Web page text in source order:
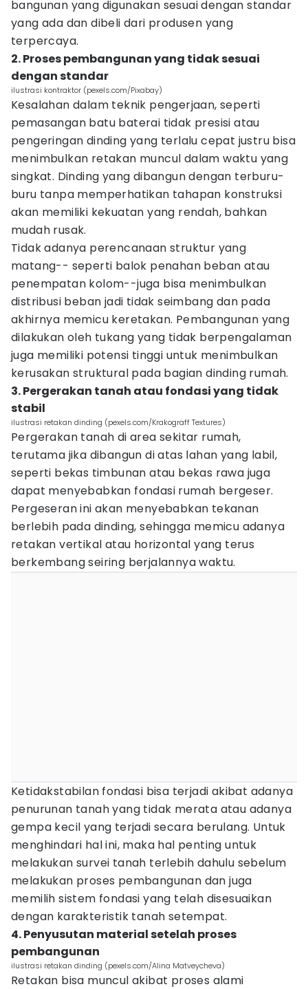
bangunan yang digunakan sesuai dengan standar
yang ada dan dibeli dari produsen yang
terpercaya.
2. Proses pembangunan yang tidak sesuai
dengan standar
ilustrasi kontraktor (pexels.com/Pixabay)
Kesalahan dalam teknik pengerjaan, seperti
pemasangan batu baterai tidak presisi atau
pengeringan dinding yang terlalu cepat justru bisa
menimbulkan retakan muncul dalam waktu yang
singkat. Dinding yang dibangun dengan terburu-
buru tanpa memperhatikan tahapan konstruksi
akan memiliki kekuatan yang rendah, bahkan
mudah rusak.
Tidak adanya perencanaan struktur yang
matang-- seperti balok penahan beban atau
penempatan kolom--juga bisa menimbulkan
distribusi beban jadi tidak seimbang dan pada
akhirnya memicu keretakan. Pembangunan yang
dilakukan oleh tukang yang tidak berpengalaman
juga memiliki potensi tinggi untuk menimbulkan
kerusakan struktural pada bagian dinding rumah.
3. Pergerakan tanah atau fondasi yang tidak
stabil
ilustrasi retakan dinding (pexels.com/Krakograff Textures)
Pergerakan tanah di area sekitar rumah,
terutama jika dibangun di atas lahan yang labil,
seperti bekas timbunan atau bekas rawa juga
dapat menyebabkan fondasi rumah bergeser.
Pergeseran ini akan menyebabkan tekanan
berlebih pada dinding, sehingga memicu adanya
retakan vertikal atau horizontal yang terus
berkembang seiring berjalannya waktu.
Ketidakstabilan fondasi bisa terjadi akibat adanya
penurunan tanah yang tidak merata atau adanya
gempa kecil yang terjadi secara berulang. Untuk
menghindari hal ini, maka hal penting untuk
melakukan survei tanah terlebih dahulu sebelum
melakukan proses pembangunan dan juga
memilih sistem fondasi yang telah disesuaikan
dengan karakteristik tanah setempat.
4. Penyusutan material setelah proses
pembangunan
ilustrasi retakan dinding (pexels.com/Alina Matveycheva)
Retakan bisa muncul akibat proses alami